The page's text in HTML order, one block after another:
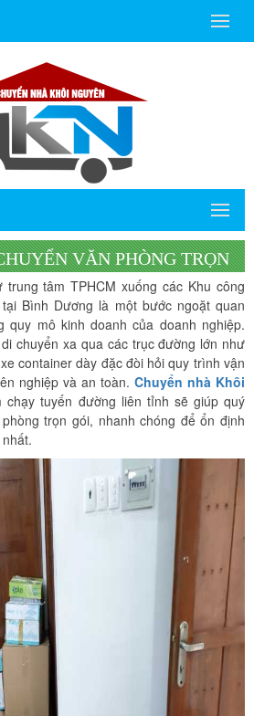
VĂN PHÒNG TRỌN
KCN VSIP BÌNH DƯƠNG
tâm TPHCM xuống các Khu công
Bình Dương là một bước ngoặt quan
quy mô kinh doanh của doanh nghiệp.
chuyển xa qua các trục đường lớn như
container dày đặc đòi hỏi quy trình vận
nghiệp và an toàn. Chuyển nhà Khôi
chạy tuyến đường liên tỉnh sẽ giúp quý
trọn gói, nhanh chóng để ổn định